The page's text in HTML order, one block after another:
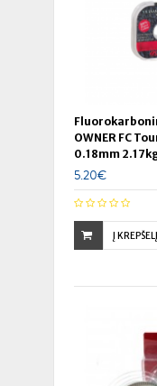
OWNER FC
0.18mm
5.20€
Į KREPŠELĮ